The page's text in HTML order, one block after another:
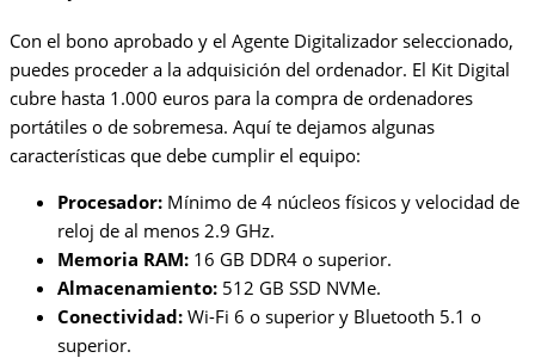
Con el bono aprobado y el Agente Digitalizador seleccionado,
puedes proceder a la adquisición del ordenador. El Kit Digital
cubre hasta 1.000 euros para la compra de ordenadores
portátiles o de sobremesa. Aquí te dejamos algunas
características que debe cumplir el equipo:
Procesador: Mínimo de 4 núcleos físicos y velocidad de
reloj de al menos 2.9 GHz.
Memoria RAM: 16 GB DDR4 o superior.
Almacenamiento: 512 GB SSD NVMe.
Conectividad: Wi-Fi 6 o superior y Bluetooth 5.1 o
superior.